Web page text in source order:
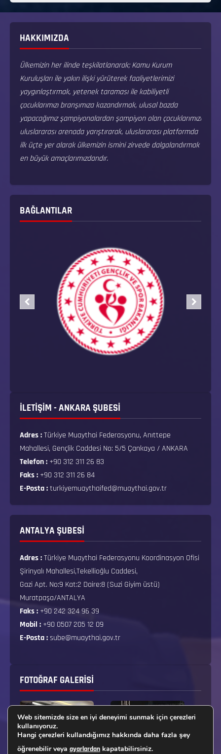
HAKKIMIZDA
Ülkemizin her ilinde teşkilatlanarak; Kamu Kurum
Kuruluşları ile yakın ilişki yürüterek faaliyetlerimizi
yaygınlaştırmak, yetenek taraması ile kabiliyetli
çocuklarımızı branşımıza kazandırmak, ulusal bazda
yapacağımız şampiyonalardan şampiyon olan çocuklarımızı
uluslararası arenada yarıştırarak, uluslararası platformda
ilk üçte yer alarak ülkemizin ismini zirvede dalgalandırmak
en büyük amaçlarımızdandır.
BAĞLANTILAR
İLETİŞİM - ANKARA ŞUBESİ
Adres :Türkiye Muaythai Federasyonu, Anıttepe
Mahallesi, Gençlik Caddesi No: 5/5 Çankaya / ANKARA
Telefon : +90 312 311 26 83
Faks : +90 312 311 26 84
E-Posta :turkiyemuaythaifed@muaythai.gov.tr
ANTALYA ŞUBESİ
Adres :Türkiye Muaythai Federasyonu Koordinasyon Ofisi
Şirinyalı Mahallesi,Tekellioğlu Caddesi,
Gazi Apt. No:9 Kat:2 Daire:8 (Suzi Giyim üstü)
Muratpaşa/ANTALYA
Faks : +90 242 324 96 39
Mobil : +90 0507 205 12 09
E-Posta :sube@muaythai.gov.tr
FOTOĞRAF GALERISI
Web sitemizde size en iyi deneyimi sunmak için çerezleri
kullanıyoruz.
Hangi çerezleri kullandığımız hakkında daha fazla şey
öğrenebilir veya ayarlardan kapatabilirsiniz.